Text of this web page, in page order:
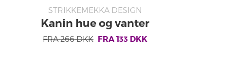
STRIKKEMEKKA DESIGN
Kanin hue og vanter
FRA 266DKK FRA 133 DKK